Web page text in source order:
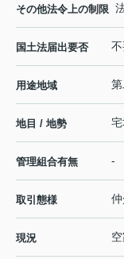
その他法令上の制限
国土法届出要否
用途地域
地目 / 地勢
管理組合有無 -
取引態様
現況